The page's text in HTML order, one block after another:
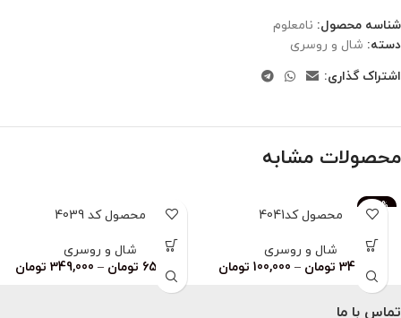
شناسه محصول: نامعلوم
دسته: شال و روسری
اشتراک گذاری:
محصولات مشابه
-83%
محصول کد4041
شال و روسری
349,000 تومان –
100,000 تومان
محصول کد 4039
شال و روسری
659,000 تومان –
349,000 تومان
تماس با ما